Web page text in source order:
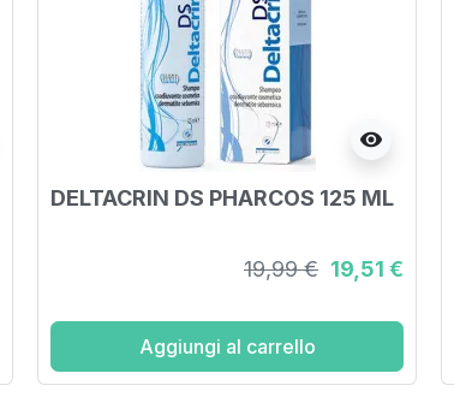
visibility
DELTACRIN DS PHARCOS 125 ML
19,99 € 19,51 €
Aggiungi al carrello